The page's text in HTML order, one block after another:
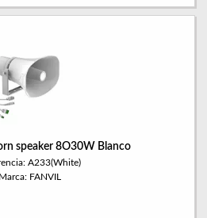
speaker 8O30W Blanco
A233(White)
Marca: FANVIL